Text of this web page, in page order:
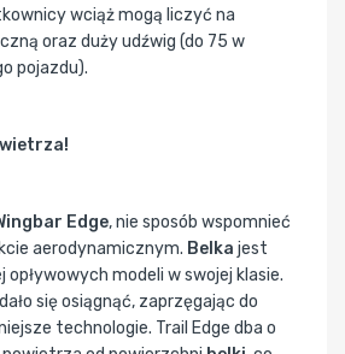
wciąż mogą liczyć na
oraz duży udźwig (do 75 w
pojazdu).
Edge, nie sposób wspomnieć
aerodynamicznym. Belka jest
opływowych modeli w swojej klasie.
się osiągnąć, zaprzęgając do
technologie. Trail Edge dba o